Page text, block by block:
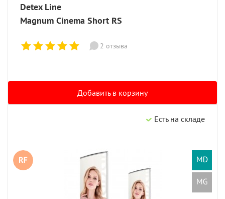
Detex Line
Magnum Cinema Short RS
2 отзывa
Добавить в корзину
Есть на складе